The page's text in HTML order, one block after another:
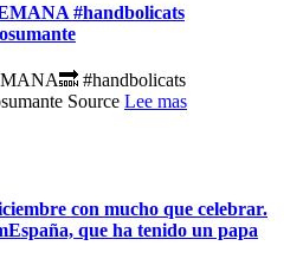
#handbolicats
#handbolicats
Source Lee mas
con mucho que celebrar.
que ha tenido un papa